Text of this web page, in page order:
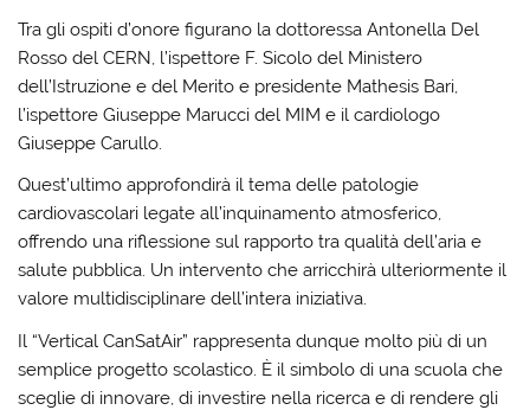
Tra gli ospiti d’onore figurano la dottoressaAntonella Del
Rosso delCERN, l’ispettore F. Sicolo del Ministero
dell’Istruzione e del Merito e presidente Mathesis Bari,
l’ispettore Giuseppe Marucci del MIM e il cardiologo
Giuseppe Carullo.
Quest’ultimo approfondirà il tema delle patologie
cardiovascolari legate all’inquinamento atmosferico,
offrendo una riflessione sul rapporto tra qualità dell’aria e
salute pubblica. Un intervento che arricchirà ulteriormente il
valore multidisciplinare dell’intera iniziativa.
Il “Vertical CanSatAir” rappresenta dunque molto più di un
semplice progetto scolastico. È il simbolo di una scuola che
sceglie di innovare, di investire nella ricerca e di rendere gli